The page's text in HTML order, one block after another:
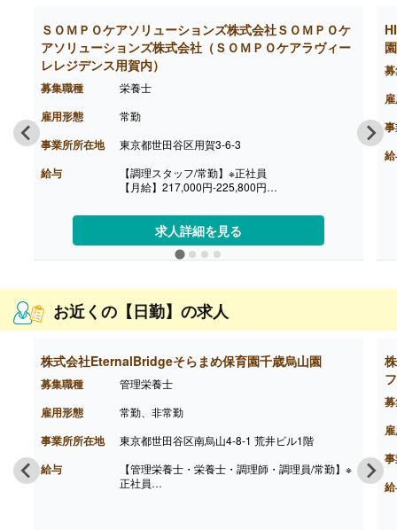
【退職金】あり※勤続10年以上
ＳＯＭＰＯケアソリューションズ株式会社ＳＯＭＰＯケ
アソリューションズ株式会社（ＳＯＭＰＯケアラヴィー
レレジデンス用賀内）
募集職種 栄養士
雇用形態 常勤
事業所所在地 東京都世田谷区用賀3-6-3
給与
【調理スタッフ/常勤】※正社員
【月給】217,000円-225,800円
・基本給
・職務手当
・働きがい向上手当 10,000円
［その他手当］
・精皆勤手当 6,000円（規定あり）
【賞与】年2回（計2.08ヶ月分）※前年度実績
【通勤手当】あり（上限50,000円/月）
【昇給】あり
【調理主任/常勤】※正社員
【月給】225,800円-260,100円
［内訳］
・職務手当
［その他手当］
・精皆勤手当 6,000円（規定あり）
【賞与】年2回（計2.08ヶ月分）※前年度実績
求人詳細を見る
園
お近くの【日勤】の求人
株式会社EternalBridgeそらまめ保育園千歳烏山園
募集職種 管理栄養士
雇用形態 常勤、非常勤
事業所所在地 東京都世田谷区南烏山4-8-1 荒井ビル1階
給与
【管理栄養士・栄養士・調理師・調理員/常勤】※
正社員